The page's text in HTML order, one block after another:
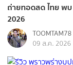
ถ่ายทอดสด ไทย พบ
2026
TOOMTAM78
09 ส.ค. 2026